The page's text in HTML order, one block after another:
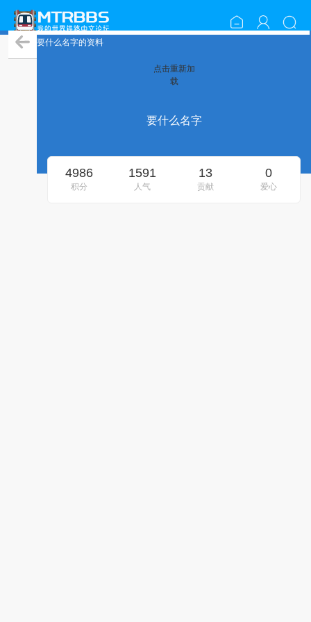
要什么名字的资料
点击重新加
载
要什么名字
4986
积分
1591
人气
13
贡献
0
爱心